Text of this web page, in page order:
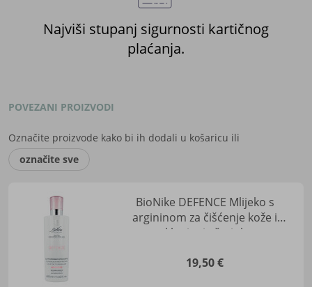
Najviši stupanj sigurnosti kartičnog
plaćanja.
POVEZANI PROIZVODI
Označite proizvode kako bi ih dodali u košaricu ili
označite sve
BioNike DEFENCE Mlijeko s
argininom za čišćenje kože i
uklanjanje šminke
19,50 €